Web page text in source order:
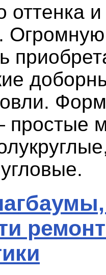
оттенка
Огромную
простые